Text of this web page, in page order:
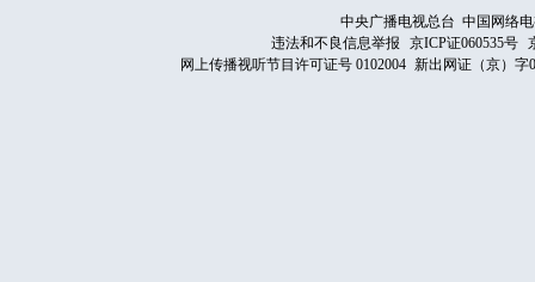
中央广播电视总台 中国网络
违法和不良信息举报
京ICP证060535号
网上传播视听节目许可证号 0102004 新出网证（京）